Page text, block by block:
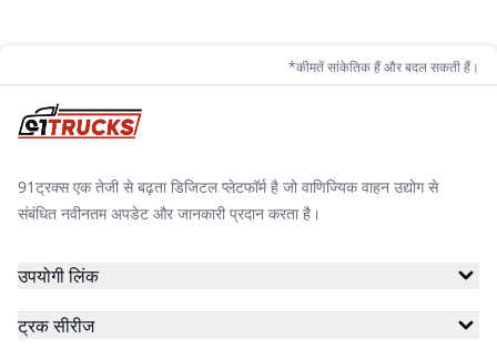
*कीमतें सांकेतिक हैं और बदल सकती हैं।
91ट्रक्स एक तेजी से बढ़ता डिजिटल प्लेटफॉर्म है जो वाणिज्यिक वाहन उद्योग से
संबंधित नवीनतम अपडेट और जानकारी प्रदान करता है।
उपयोगी लिंक
ट्रक सीरीज